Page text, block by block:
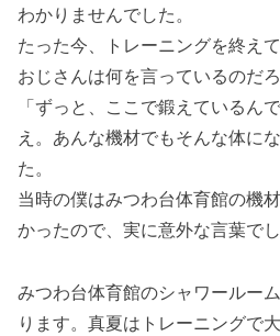
わかりませんでした。
たった今、トレーニングを終え
おじさんは何を言っているのだ
「ずっと、ここで鍛えているん
え。あんな機材でもそんな体に
た。
当時の僕はみつわ台体育館の機
かったので、実に意外な言葉でし
みつわ台体育館のシャワールー
ります。真夏はトレーニングで